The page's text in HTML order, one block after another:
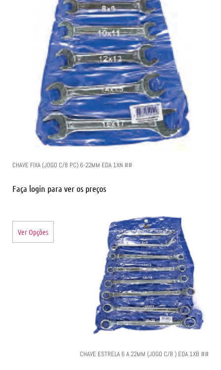
CHAVE FIXA (JOGO C/8 PC) 6-22MM EDA 1XN ##
Faça login para ver os preços
Ver Opções
CHAVE ESTRELA 6 A 22MM (JOGO C/8 ) EDA 1XB ##